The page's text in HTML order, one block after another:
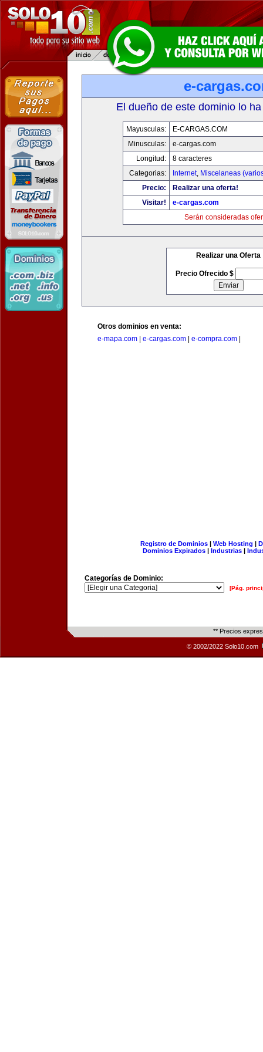
e-
El dueño de este dominio lo
Mayusculas:
E-CARGAS.COM
Minusculas:
e-cargas.com
Longitud:
8 caracteres
Categorias:
Internet, Miscelaneas
Precio:
Realizar una oferta!
Visitar!
e-cargas.com
Serán consideradas
Realizar una Oferta
Precio Ofrecido $
Otros dominios en venta:
e-mapa.com
e-cargas.com e-compra.com
Registro de Dominios| Web Hosting |
Dominios Expirados | Industrias |
Categorías de Dominio:
[Pág.
** Precios
© 2002/2022 Solo10.com